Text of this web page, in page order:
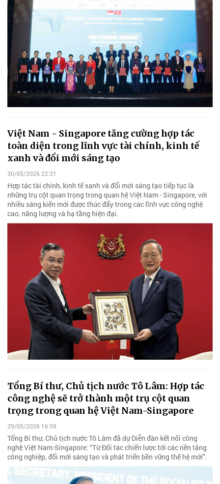
Việt Nam - Singapore tăng cường hợp tác
toàn diện trong lĩnh vực tài chính, kinh tế
xanh và đổi mới sáng tạo
30/05/2026 22:31
Hợp tác tài chính, kinh tế xanh và đổi mới sáng tạo tiếp tục là
những trụ cột quan trọng trong quan hệ Việt Nam - Singapore, với
nhiều sáng kiến mới được thúc đẩy trong các lĩnh vực công nghệ
cao, năng lượng và hạ tầng hiện đại.
Tổng Bí thư, Chủ tịch nước Tô Lâm: Hợp tác
công nghệ sẽ trở thành một trụ cột quan
trọng trong quan hệ Việt Nam-Singapore
29/05/2026 16:59
Tổng Bí thư, Chủ tịch nước Tô Lâm đã dự Diễn đàn kết nối công
nghệ Việt Nam-Singapore: “Từ Đối tác chiến lược tới các nền tảng
công nghiệp, đổi mới sáng tạo và phát triển bền vững thế hệ mới".